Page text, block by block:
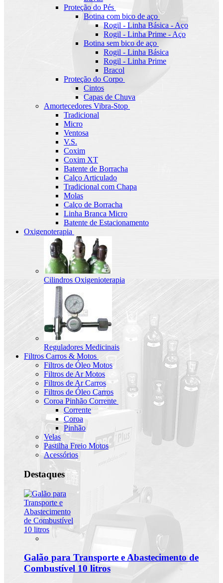
Proteção do Pés
Botina com bico de aço
Rogil - Linha Básica - Aço
Rogil - Linha Prime - Aço
Botina sem bico de aço
Rogil - Linha Básica
Rogil - Linha Prime
Bracol
Proteção do Corpo
Cintos
Capas de Chuva
Amortecedores Vibra-Stop
Tradicional
Micro
Ventosa
V.S.
Coxim
Coxim XT
Batente de Borracha
Calço Articulado
Tradicional com Chapa
Molas
Calço de Borracha
Linha Branca Micro
Batente de Estacionamento
Oxigenoterapia
Cilindros Oxigenioterapia
Reguladores Medicinais
Filtros Carros & Motos
Filtros de Óleo Motos
Filtros de Ar Motos
Filtros de Ar Carros
Filtros de Óleo Carros
Coroa Pinhão Corrente
Corrente
Coroa
Pinhão
Velas
Pastilha Freio Motos
Acessórios
Destaques
Galão para Transporte e Abastecimento de
Combustível 10 litros